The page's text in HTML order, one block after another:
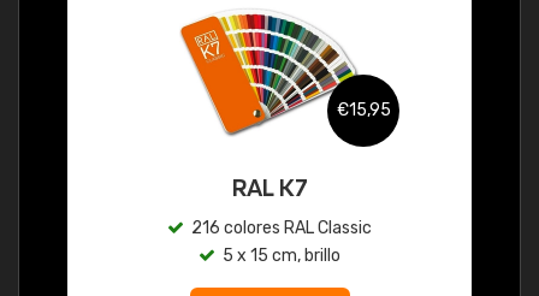
€15,95
RAL K7
216 colores RAL Classic
5 x 15 cm, brillo